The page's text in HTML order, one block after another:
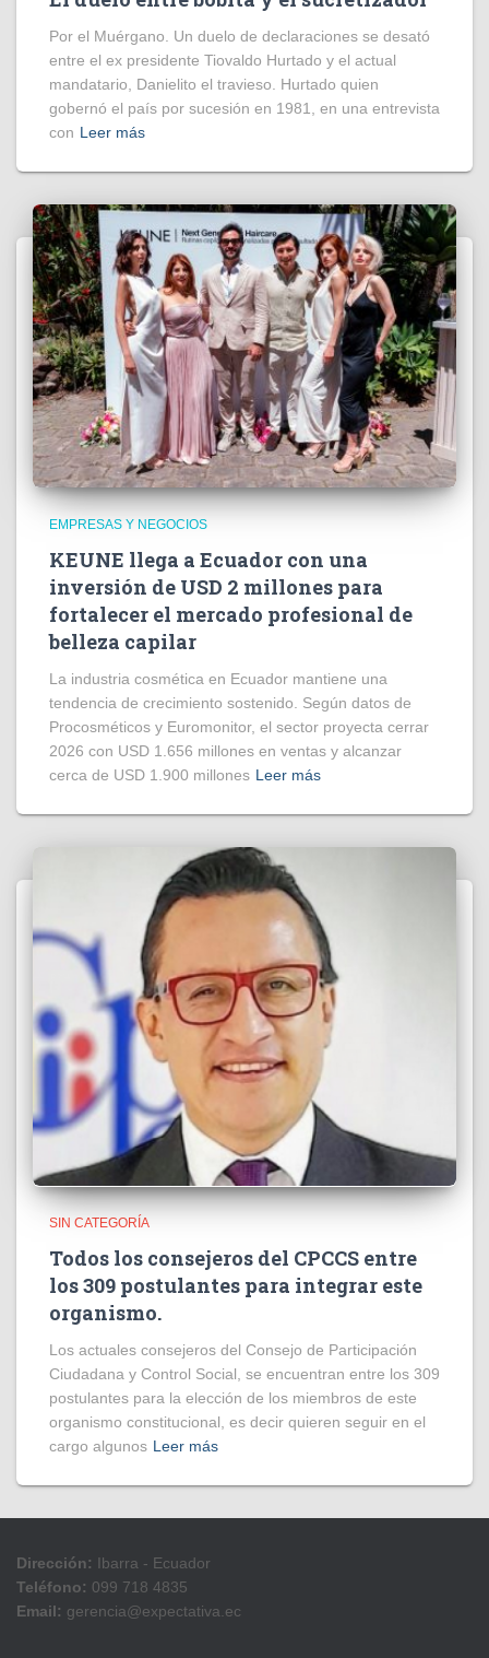
Por el Muérgano. Un duelo de declaraciones se desató
entre el ex presidente Tiovaldo Hurtado y el actual
mandatario, Danielito el travieso. Hurtado quien
gobernó el país por sucesión en 1981, en una entrevista
con Leer más
EMPRESAS Y NEGOCIOS
KEUNE llega a Ecuador con una
inversión de USD 2 millones para
fortalecer el mercado profesional de
belleza capilar
La industria cosmética en Ecuador mantiene una
tendencia de crecimiento sostenido. Según datos de
Procosméticos y Euromonitor, el sector proyecta cerrar
2026 con USD 1.656 millones en ventas y alcanzar
cerca de USD 1.900 millones Leer más
SIN CATEGORÍA
Todos los consejeros del CPCCS entre
los 309 postulantes para integrar este
organismo.
Los actuales consejeros del Consejo de Participación
Ciudadana y Control Social, se encuentran entre los 309
postulantes para la elección de los miembros de este
organismo constitucional, es decir quieren seguir en el
cargo algunos Leer más
Dirección: Ibarra - Ecuador
Teléfono: 099 718 4835
Email: gerencia@expectativa.ec